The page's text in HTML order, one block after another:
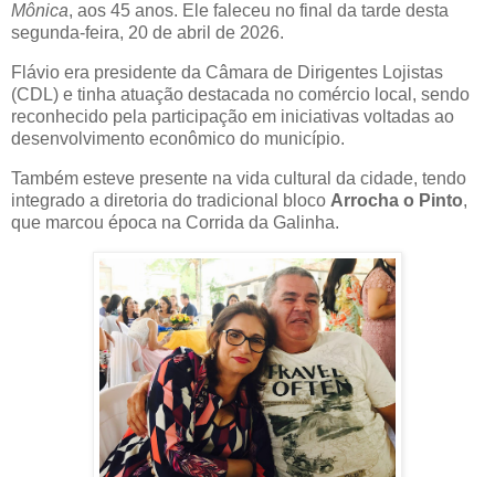
Mônica, aos 45 anos. Ele faleceu no final da tarde desta
segunda-feira, 20 de abril de 2026.
Flávio era presidente da Câmara de Dirigentes Lojistas
(CDL) e tinha atuação destacada no comércio local, sendo
reconhecido pela participação em iniciativas voltadas ao
desenvolvimento econômico do município.
Também esteve presente na vida cultural da cidade, tendo
integrado a diretoria do tradicional bloco Arrocha o Pinto,
que marcou época na Corrida da Galinha.